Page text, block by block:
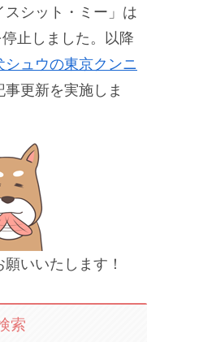
スシット・ミー」は
止しました。以降
シュウの東京クンニ
事更新を実施しま
いいたします！
索